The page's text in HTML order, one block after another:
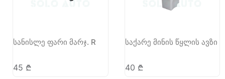
სანისლე ფარი მარჯ. R
45 ₾
საქარე მინის წყლის ავზი
40 ₾